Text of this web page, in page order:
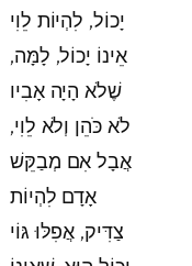
יָכוֹל, לִהְיוֹת לֵוִי
אֵינוֹ יָכוֹל, לָמָּה,
שֶׁלֹא הָיָה אָבִיו
לֹא כֹּהֵן וְלֹא לֵוִי,
אֲבָל אִם מְבַקֵּשׁ
אָדָם לִהְיוֹת
צַדִּיק, אֲפִלּוּ גּוֹי